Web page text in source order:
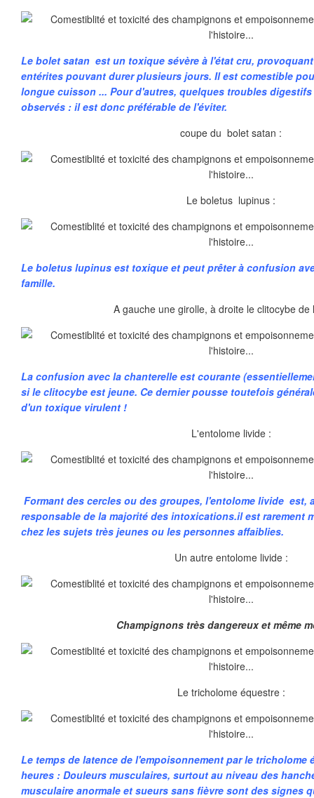
Le bolet satan est un toxique sévère à l'état cru,
entérites pouvant durer plusieurs jours. Il est comestible
longue cuisson ... Pour d'autres, quelques troubles
observés : il est donc préférable de l'éviter.
coupe du bolet satan :
Le boletus lupinus :
Le boletus lupinus est toxique et peut prêter à confusion
famille.
A gauche une girolle, à droite le clitocybe de
La confusion avec la chanterelle est courante
si le clitocybe est jeune. Ce dernier pousse toutefois
d'un toxique virulent !
L'entolome livide :
Formant des cercles ou des groupes, l'entolome livide est,
responsable de la majorité des intoxications.il est rarement
chez les sujets très jeunes ou les personnes affaiblies.
Un autre entolome livide :
Champignons très dangereux et même
Le tricholome équestre :
Le temps de latence de l'empoisonnement par le tricholome
heures : Douleurs musculaires, surtout au niveau des
musculaire anormale et sueurs sans fièvre sont des signes